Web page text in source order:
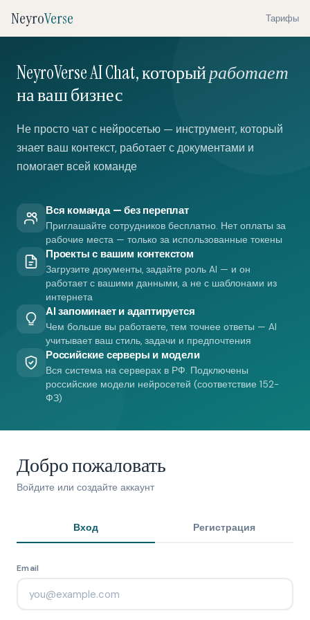
NeyroVerse Тарифы
NeyroVerse AI Chat, которыйработает
на ваш бизнес
Не просто чат с нейросетью — инструмент, который
знает ваш контекст, работает с документами и
помогает всей команде
Вся команда — без переплат
Приглашайте сотрудников бесплатно. Нет оплаты за
рабочие места — только за использованные токены
Проекты с вашим контекстом
Загрузите документы, задайте роль AI — и он
работает с вашими данными, а не с шаблонами из
интернета
AI запоминает и адаптируется
Чем больше вы работаете, тем точнее ответы — AI
учитывает ваш стиль, задачи и предпочтения
Российские серверы и модели
Вся система на серверах в РФ. Подключены
российские модели нейросетей (соответствие 152-
ФЗ)
Добро пожаловать
Войдите или создайте аккаунт
Вход Регистрация
Email